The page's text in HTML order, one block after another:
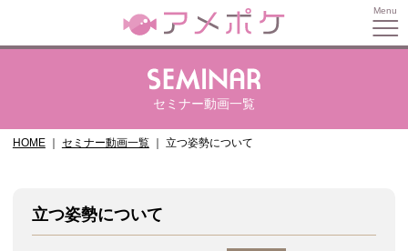
セミナー動画一覧
HOME セミナー動画一覧 立つ姿勢について
立つ姿勢について